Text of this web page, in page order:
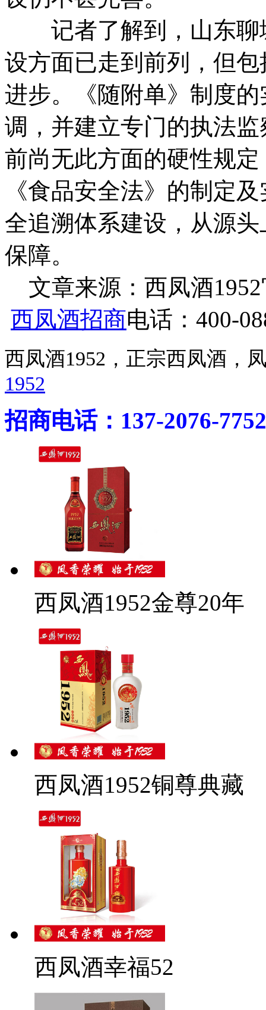
记者了解到，山东聊
设方面已走到前列，但
进步。《随附单》制度
调，并建立专门的执法
前尚无此方面的硬性规
《食品安全法》的制定
全追溯体系建设，从源
保障。
文章来源：西凤酒
西凤酒招商电话：400-
西凤酒1952，正宗西凤酒
1952
招商电话：137-2076-7752
西凤酒1952金尊20年
西凤酒1952铜尊典藏
西凤酒幸福52